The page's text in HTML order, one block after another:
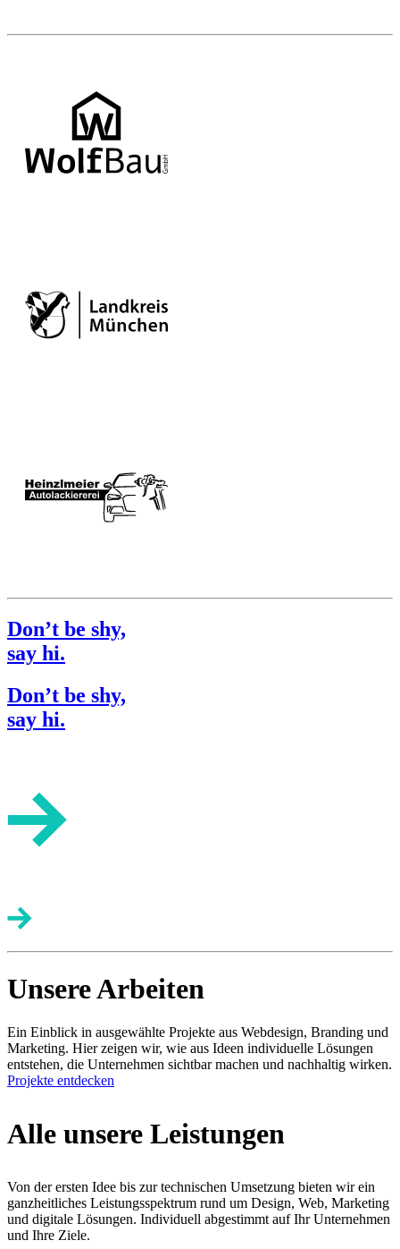
Don’t be shy,
say hi.
Don’t be shy,
say hi.
Unsere Arbeiten
Ein Einblick in ausgewählte Projekte aus Webdesign, Branding und
Marketing. Hier zeigen wir, wie aus Ideen individuelle Lösungen
entstehen, die Unternehmen sichtbar machen und nachhaltig wirken.
Projekte entdecken
Alle unsere Leistungen
Von der ersten Idee bis zur technischen Umsetzung bieten wir ein
ganzheitliches Leistungsspektrum rund um Design, Web, Marketing
und digitale Lösungen. Individuell abgestimmt auf Ihr Unternehmen
und Ihre Ziele.